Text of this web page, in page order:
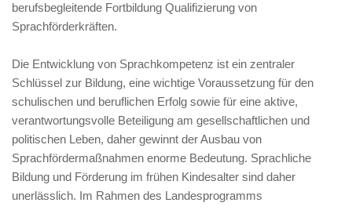
berufsbegleitende Fortbildung Qualifizierung von
Sprachförderkräften.
Die Entwicklung von Sprachkompetenz ist ein zentraler
Schlüssel zur Bildung, eine wichtige Voraussetzung für den
schulischen und beruflichen Erfolg sowie für eine aktive,
verantwortungsvolle Beteiligung am gesellschaftlichen und
politischen Leben, daher gewinnt der Ausbau von
Sprachfördermaßnahmen enorme Bedeutung. Sprachliche
Bildung und Förderung im frühen Kindesalter sind daher
unerlässlich. Im Rahmen des Landesprogramms